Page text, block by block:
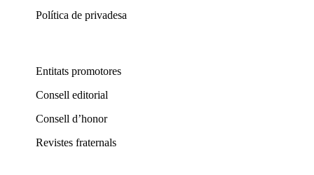
Política de privadesa
Entitats promotores
Consell editorial
Consell d’honor
Revistes fraternals